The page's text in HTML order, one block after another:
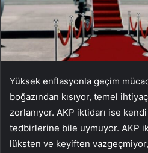
Yüksek enflasyonla geçim
boğazından kısıyor, temel
zorlanıyor. AKP iktidarı ise kendi
tedbirlerine bile uymuyor. AKP
lüksten ve keyiften